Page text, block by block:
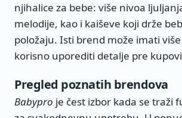
njihalice za bebe: više nivoa
melodije, kao i kaiševe koji drže
položaju. Isti brend može imati
korisno uporediti detalje pre
Pregled poznatih brendova
Babypro je čest izbor kada se traži